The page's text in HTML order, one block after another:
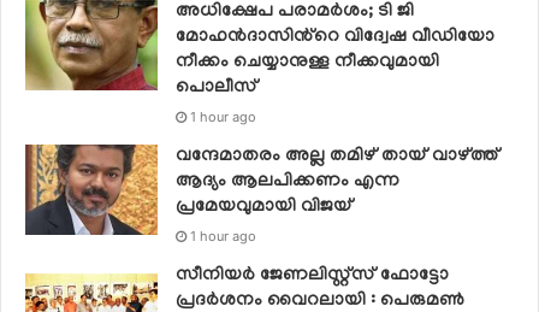
അധിക്ഷേപ പരാമർശം; ടി ജി
മോഹൻദാസിൻ്റെ വിദ്വേഷ വീഡിയോ
നീക്കം ചെയ്യാനുള്ള നീക്കവുമായി
പൊലീസ്
1 hour ago
വന്ദേമാതരം അല്ല തമിഴ് തായ് വാഴ്ത്ത്
ആദ്യം ആലപിക്കണം എന്ന
പ്രമേയവുമായി വിജയ്
1 hour ago
സീനിയര്‍ ജേണലിസ്റ്റ്‌സ് ഫോട്ടോ
പ്രദര്‍ശനം വൈറലായി : പെരുമണ്‍